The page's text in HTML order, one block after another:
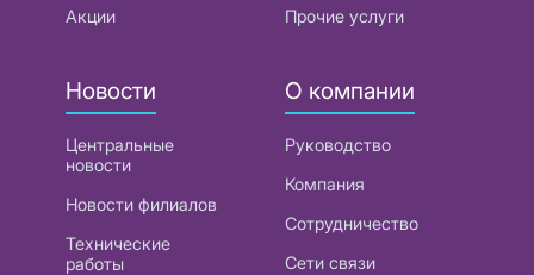
Акции
Прочие услуги
Новости
Центральные
новости
Новости филиалов
Технические
работы
О компании
Руководство
Компания
Сотрудничество
Сети связи